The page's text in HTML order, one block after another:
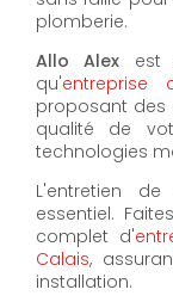
plomberie.
Allo Alex est
qu'
proposant des
qualité de
technologies
L'entretien
essentiel.
complet d'
Calais,
installation.